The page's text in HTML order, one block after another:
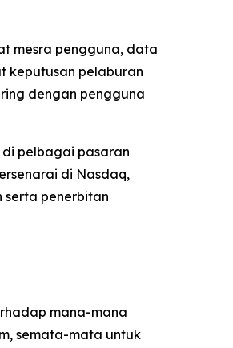
mesra pengguna, data
keputusan pelaburan
dengan pengguna
pelbagai pasaran
di Nasdaq,
serta penerbitan
mana-mana
semata-mata untuk